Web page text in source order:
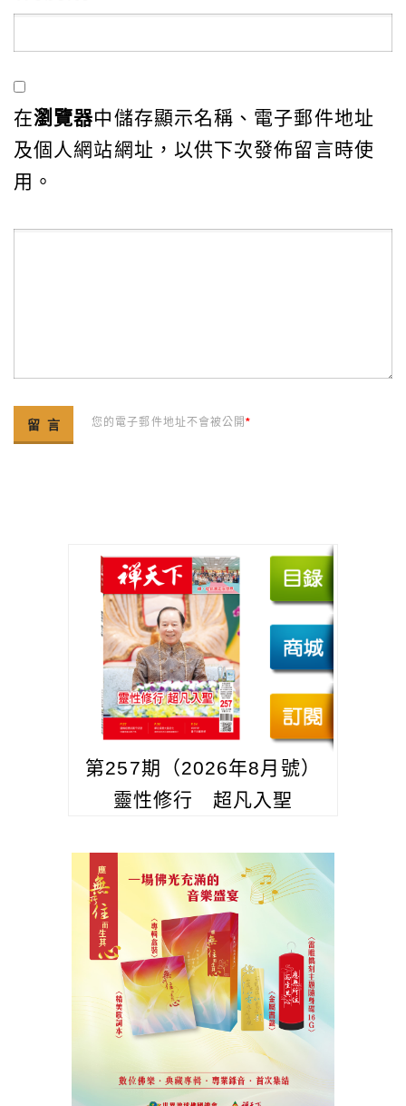
在瀏覽器中儲存顯示名稱、電子郵件地址
及個人網站網址，以供下次發佈留言時使
用。
您的電子郵件地址不會被公開*
第257期（2026年8月號）
靈性修行 超凡入聖